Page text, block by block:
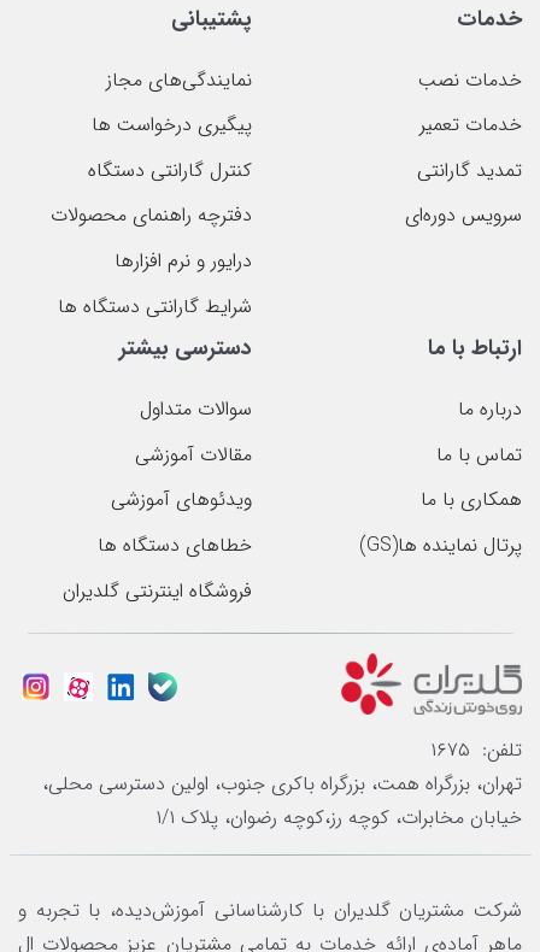
خدمات
خدمات نصب
خدمات تعمیر
تمدید گارانتی
سرویس دوره‌ای
پشتیبانی
نمایندگی‌های مجاز
پیگیری درخواست ها
کنترل گارانتی دستگاه
دفترچه راهنمای محصولات
درایور و نرم افزارها
شرایط گارانتی دستگاه ها
ارتباط با ما
درباره ما
تماس با ما
همکاری با ما
پرتال نماینده ها(GS)
دسترسی بیشتر
سوالات متداول
مقالات آموزشی
ویدئوهای آموزشی
خطاهای دستگاه ها
فروشگاه اینترنتی گلدیران
تلفن: ۱۶۷۵
تهران، بزرگراه همت، بزرگراه باکری جنوب، اولین دسترسی محلی،
خیابان مخابرات، کوچه رز،کوچه رضوان، پلاک ۱/۱
شرکت مشتریان گلدیران با کارشناسانی آموزش‌دیده، با تجربه و
ماهر آماده‌ی ارائه خدمات به تمامی مشتریان عزیز محصولات ال